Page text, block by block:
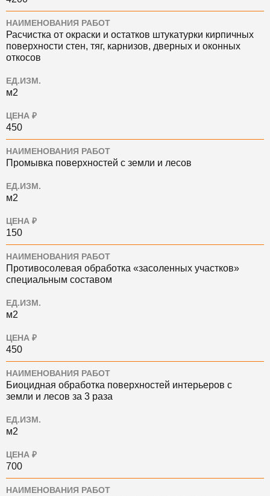
НАИМЕНОВАНИЯ РАБОТ
Расчистка от окраски и остатков штукатурки кирпичных
поверхности стен, тяг, карнизов, дверных и оконных
откосов
ЕД.ИЗМ.
м2
ЦЕНА ₽
450
НАИМЕНОВАНИЯ РАБОТ
Промывка поверхностей с земли и лесов
ЕД.ИЗМ.
м2
ЦЕНА ₽
150
НАИМЕНОВАНИЯ РАБОТ
Противосолевая обработка «засоленных участков»
специальным составом
ЕД.ИЗМ.
м2
ЦЕНА ₽
450
НАИМЕНОВАНИЯ РАБОТ
Биоцидная обработка поверхностей интерьеров с
земли и лесов за 3 раза
ЕД.ИЗМ.
м2
ЦЕНА ₽
700
НАИМЕНОВАНИЯ РАБОТ